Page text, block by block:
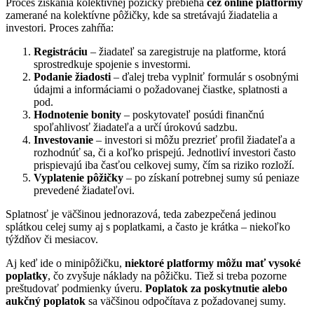
Proces získania kolektívnej pôžičky prebieha cez online platformy
zamerané na kolektívne pôžičky, kde sa stretávajú žiadatelia a
investori. Proces zahŕňa:
Registráciu – žiadateľ sa zaregistruje na platforme, ktorá
sprostredkuje spojenie s investormi.
Podanie žiadosti – ďalej treba vyplniť formulár s osobnými
údajmi a informáciami o požadovanej čiastke, splatnosti a
pod.
Hodnotenie bonity – poskytovateľ posúdi finančnú
spoľahlivosť žiadateľa a určí úrokovú sadzbu.
Investovanie – investori si môžu prezrieť profil žiadateľa a
rozhodnúť sa, či a koľko prispejú. Jednotliví investori často
prispievajú iba časťou celkovej sumy, čím sa riziko rozloží.
Vyplatenie pôžičky – po získaní potrebnej sumy sú peniaze
prevedené žiadateľovi.
Splatnosť je väčšinou jednorazová, teda zabezpečená jedinou
splátkou celej sumy aj s poplatkami, a často je krátka – niekoľko
týždňov či mesiacov.
Aj keď ide o minipôžičku, niektoré platformy môžu mať vysoké
poplatky, čo zvyšuje náklady na pôžičku. Tiež si treba pozorne
preštudovať podmienky úveru. Poplatok za poskytnutie alebo
aukčný poplatok sa väčšinou odpočítava z požadovanej sumy.